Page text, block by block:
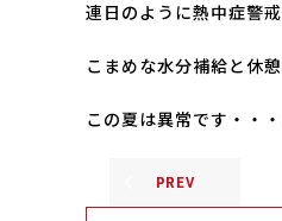
連日のように熱中症警
こまめな水分補給と休
この夏は異常です・・
PREV